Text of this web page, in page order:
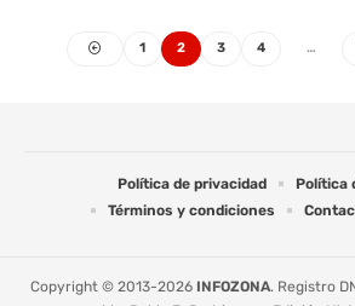
1 2 3 4 …
Política de privacidad
Política
Términos y condiciones
Copyright © 2013-2026 INFOZONA. Registro